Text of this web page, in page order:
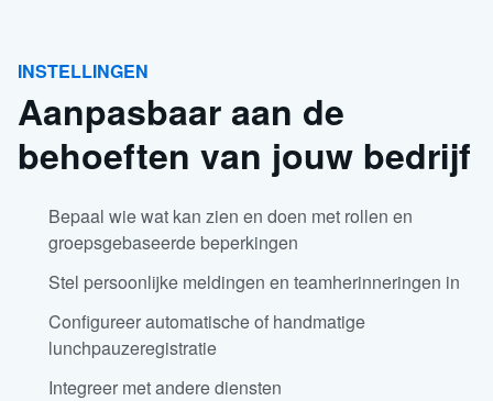
INSTELLINGEN
Aanpasbaar aan de
behoeften van jouw bedrijf
Bepaal wie wat kan zien en doen met rollen en
groepsgebaseerde beperkingen
Stel persoonlijke meldingen en teamherinneringen in
Configureer automatische of handmatige
lunchpauzeregistratie
Integreer met andere diensten